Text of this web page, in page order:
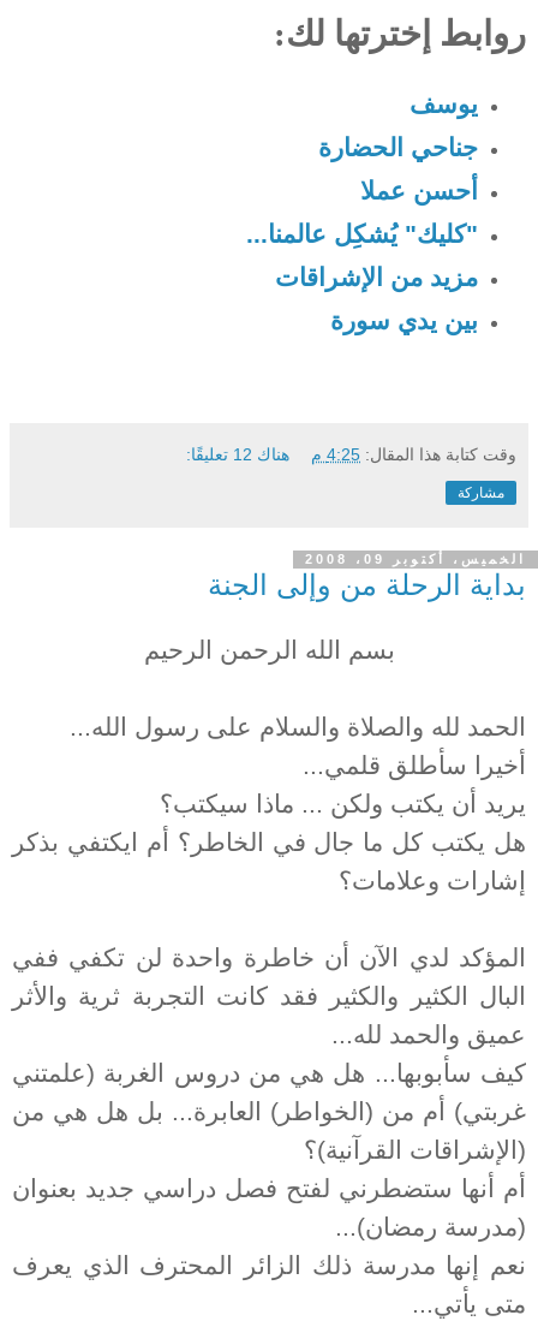
روابط إخترتها لك:
يوسف
جناحي الحضارة
أحسن عملا
"كليك" يُشكِل عالمنا...
مزيد من الإشراقات
بين يدي سورة
وقت كتابة هذا المقال: 4:25 م هناك 12 تعليقًا:
مشاركة
الخميس، أكتوبر 09، 2008
بداية الرحلة من وإلى الجنة
بسم الله الرحمن الرحيم
الحمد لله والصلاة والسلام على رسول الله...
أخيرا سأطلق قلمي...
يريد أن يكتب ولكن ... ماذا سيكتب؟
هل يكتب كل ما جال في الخاطر؟ أم ايكتفي بذكر
إشارات وعلامات؟
المؤكد لدي الآن أن خاطرة واحدة لن تكفي ففي
البال الكثير والكثير فقد كانت التجربة ثرية والأثر
عميق والحمد لله...
كيف سأبوبها... هل هي من دروس الغربة (علمتني
غربتي) أم من (الخواطر) العابرة... بل هل هي من
(الإشراقات القرآنية)؟
أم أنها ستضطرني لفتح فصل دراسي جديد بعنوان
(مدرسة رمضان)...
نعم إنها مدرسة ذلك الزائر المحترف الذي يعرف
متى يأتي...